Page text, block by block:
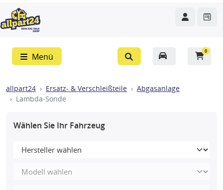
Menü
0
allpart24 Ersatz- & Verschleißteile
Abgasanlage
Lambda-Sonde
Wählen Sie Ihr Fahrzeug